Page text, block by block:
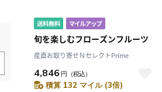
旬を楽しむフローズンフルーツ
産直お取り寄せＮセレクトPrime
4,846 円 （税込）
積算 132 マイル (3倍)